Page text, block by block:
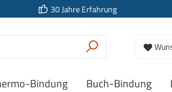
30 Jahre Erfahrung
Bindung Buch-Bindung